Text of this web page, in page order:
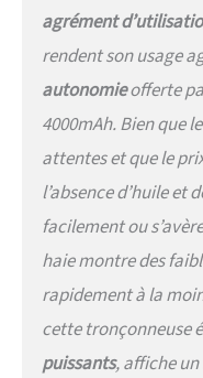
agrément
rendent son usage
autonomieofferte
4000mAh. Bien que
attentes et que le
l’absence d’huile et
facilement ou
haie montre des
rapidement à la
cette tronçonneuse
puissants, affiche